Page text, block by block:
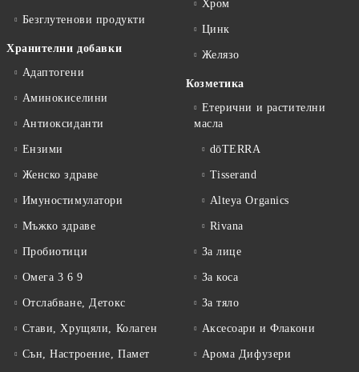
Безглутенови продукти
Хранителни добавки
Адаптогени
Аминокиселини
Антиоксиданти
Ензими
Женско здраве
Имуностимулатори
Мъжко здраве
Пробиотици
Омега 3 6 9
Отслабване, Детокс
Стави, Хрущяли, Колаген
Сън, Настроение, Памет
Хром
Цинк
Желязо
Козметика
Етерични и растителни
масла
dōTERRA
Tisserand
Alteya Organics
Rivana
За лице
За коса
За тяло
Аксесоари и Флакони
Арома Дифузери